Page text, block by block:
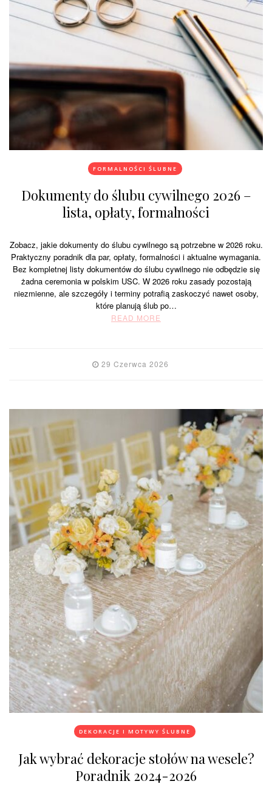
FORMALNOŚCI ŚLUBNE
Dokumenty do ślubu cywilnego 2026 –
lista, opłaty, formalności
Zobacz, jakie dokumenty do ślubu cywilnego są potrzebne w 2026 roku.
Praktyczny poradnik dla par, opłaty, formalności i aktualne wymagania.
Bez kompletnej listy dokumentów do ślubu cywilnego nie odbędzie się
żadna ceremonia w polskim USC. W 2026 roku zasady pozostają
niezmienne, ale szczegóły i terminy potrafią zaskoczyć nawet osoby,
które planują ślub po…
READ MORE
29 Czerwca 2026
DEKORACJE I MOTYWY ŚLUBNE
Jak wybrać dekoracje stołów na wesele?
Poradnik 2024-2026